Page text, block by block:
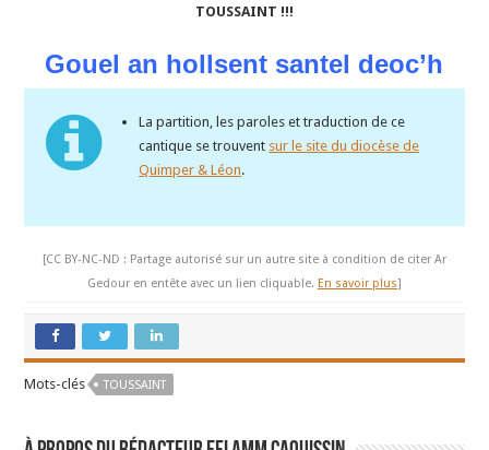
TOUSSAINT !!!
Gouel an hollsent santel deoc’h
La partition, les paroles et traduction de ce
cantique se trouvent sur le site du diocèse de
Quimper & Léon.
[CC BY-NC-ND : Partage autorisé sur un autre site à condition de citer Ar
Gedour en entête avec un lien cliquable. En savoir plus]
Mots-clés TOUSSAINT